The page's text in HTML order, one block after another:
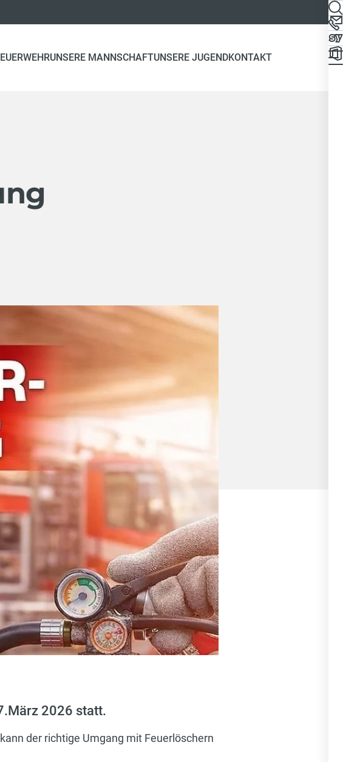
UNSERE MANNSCHAFTUNSERE JUGENDKONTAKT
2026 statt.
der richtige Umgang mit Feuerlöschern